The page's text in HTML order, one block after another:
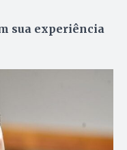
sua experiência